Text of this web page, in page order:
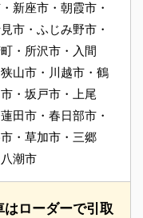
新座市・朝霞市・
市・ふじみ野市・
・所沢市・入間
山市・川越市・鶴
・坂戸市・上尾
田市・春日部市・
・草加市・三郷
潮市
ローダーで引取